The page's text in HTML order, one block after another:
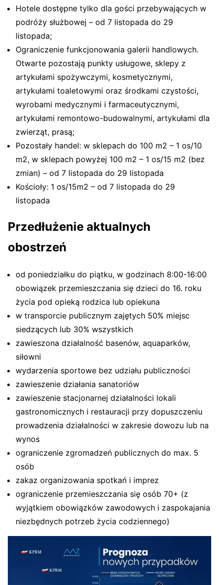
Hotele dostępne tylko dla gości przebywających w
podróży służbowej – od 7 listopada do 29
listopada;
Ograniczenie funkcjonowania galerii handlowych.
Otwarte pozostają punkty usługowe, sklepy z
artykułami spożywczymi, kosmetycznymi,
artykułami toaletowymi oraz środkami czystości,
wyrobami medycznymi i farmaceutycznymi,
artykułami remontowo-budowalnymi, artykułami dla
zwierząt, prasą;
Pozostały handel: w sklepach do 100 m2 – 1 os/10
m2, w sklepach powyżej 100 m2 – 1 os/15 m2 (bez
zmian) – od 7 listopada do 29 listopada
Kościoły: 1 os/15m2 – od 7 listopada do 29
listopada
Przedłużenie aktualnych
obostrzeń
od poniedziałku do piątku, w godzinach 8:00-16:00
obowiązek przemieszczania się dzieci do 16. roku
życia pod opieką rodzica lub opiekuna
w transporcie publicznym zajętych 50% miejsc
siedzących lub 30% wszystkich
zawieszona działalność basenów, aquaparków,
siłowni
wydarzenia sportowe bez udziału publiczności
zawieszenie działania sanatoriów
zawieszenie stacjonarnej działalności lokali
gastronomicznych i restauracji przy dopuszczeniu
prowadzenia działalności w zakresie dowozu lub na
wynos
ograniczenie zgromadzeń publicznych do max. 5
osób
zakaz organizowania spotkań i imprez
ograniczenie przemieszczania się osób 70+ (z
wyjątkiem obowiązków zawodowych i zaspokajania
niezbędnych potrzeb życia codziennego)